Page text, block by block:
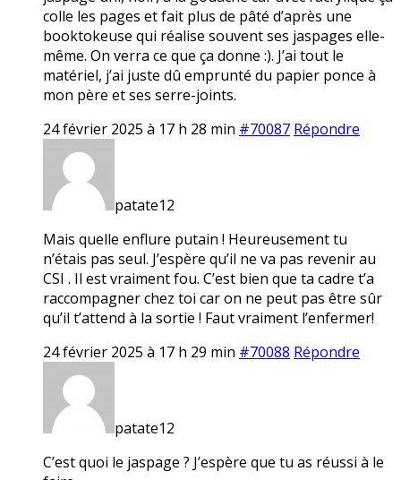
colle les pages et fait plus de pâté d’après une
booktokeuse qui réalise souvent ses jaspages elle-
même. On verra ce que ça donne :). J’ai tout le
matériel, j’ai juste dû emprunté du papier ponce à
mon père et ses serre-joints.
24 février 2025 à 17 h 28 min #70087 Répondre
patate12
Mais quelle enflure putain ! Heureusement tu
n’étais pas seul. J’espère qu’il ne va pas revenir au
CSI . Il est vraiment fou. C’est bien que ta cadre t’a
raccompagner chez toi car on ne peut pas être sûr
qu’il t’attend à la sortie ! Faut vraiment l’enfermer!
24 février 2025 à 17 h 29 min #70088 Répondre
patate12
C’est quoi le jaspage ? J’espère que tu as réussi à le